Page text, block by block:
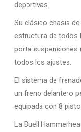
deportivas.
Su clásico chasis
estructura de todos
porta suspensiones
todos los ajustes.
El sistema de
un freno delantero
equipada con 8
La Buell